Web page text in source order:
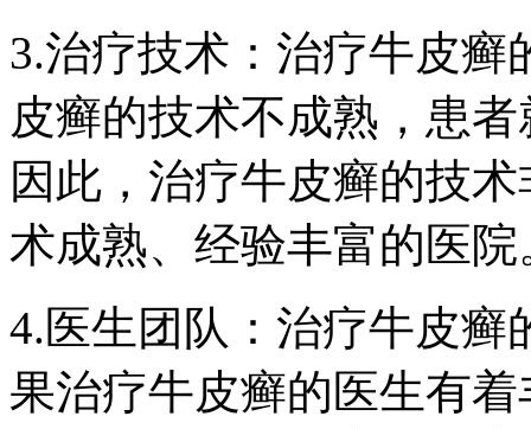
3.治疗技术：治疗牛皮
皮癣的技术不成熟，患
因此，治疗牛皮癣的技
术成熟、经验丰富的医院
4.医生团队：治疗牛皮癣
果治疗牛皮癣的医生有